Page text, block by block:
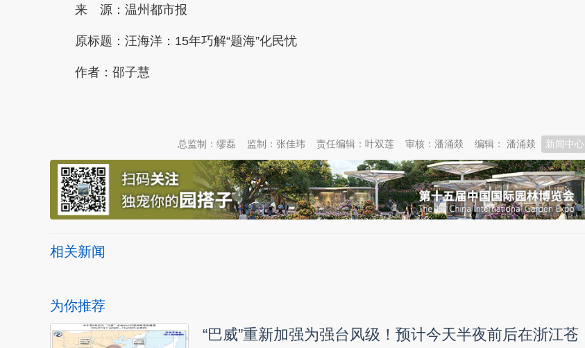
来 源：温州都市报
原标题： 汪海洋：15年巧解“题海”化民忧
作者：邵子慧
新闻中心
编辑： 潘涌燚
审核：潘涌燚
责任编辑：叶双莲
监制：张佳玮
总监制：缪磊
相关新闻
为你推荐
“巴威”重新加强为强台风级！预计今天半夜前后在浙江苍